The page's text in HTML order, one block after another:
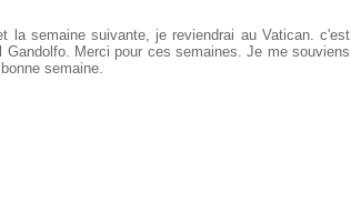
semaine suivante, je reviendrai au Vatican. c'est
Merci pour ces semaines. Je me souviens
semaine.